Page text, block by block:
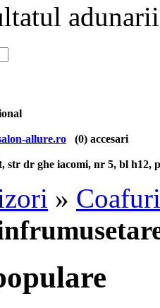
adunarii
allure.ro (0) accesari
str dr ghe iacomi, nr 5, bl h12,
»